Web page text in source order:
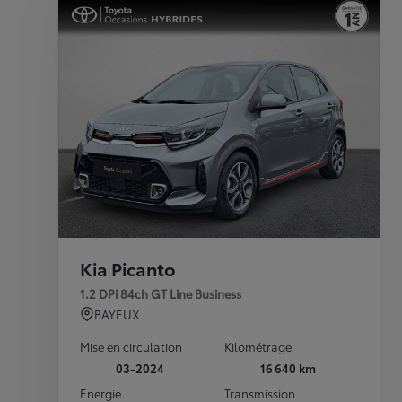
Kia Picanto
1.2 DPi 84ch GT Line Business
BAYEUX
Mise en circulation
03-2024
Kilométrage
16 640 km
Energie
Transmission